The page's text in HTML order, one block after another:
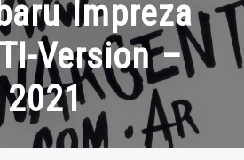
Impreza
Version –
2021